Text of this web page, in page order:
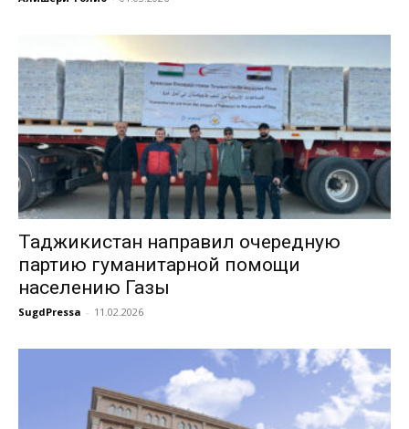
Таджикистан направил очередную
партию гуманитарной помощи
населению Газы
SugdPressa - 11.02.2026